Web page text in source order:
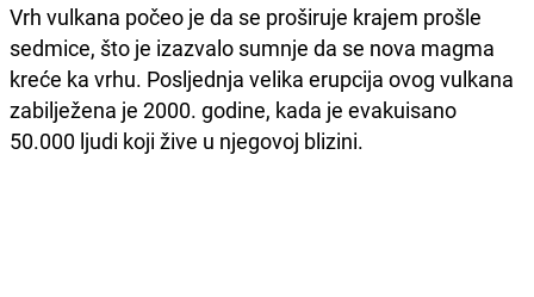
Vrh vulkana počeo je da se proširuje krajem prošle
sedmice, što je izazvalo sumnje da se nova magma
kreće ka vrhu. Posljednja velika erupcija ovog vulkana
zabilježena je 2000. godine, kada je evakuisano
50.000 ljudi koji žive u njegovoj blizini.